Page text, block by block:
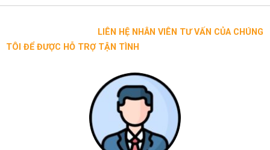
LIÊN HỆ NHÂN VIÊN TƯ VẤN CỦA CHÚNG
TÔI ĐỂ ĐƯỢC HỖ TRỢ TẬN TÌNH